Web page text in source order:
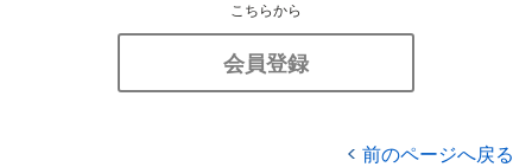
こちらから
会員登録
前のページへ戻る